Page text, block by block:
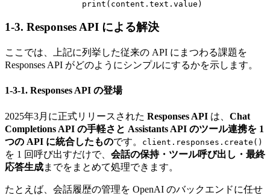
1-3. Responses API による解決
ここでは、上記に列挙した従来の API にまつわる課題を
Responses API がどのようにシンプルにするかを示します。
1-3-1. Responses API の登場
2025年3月に正式リリースされた Responses API は、 Chat
Completions API の手軽さと Assistants API のツール連携を 1
つの API に統合したものです。 client.responses.create()
を 1 回呼び出すだけで、 会話の保持・ツール呼び出し・最終
応答生成までをまとめて処理できます。
たとえば、会話履歴の管理を OpenAI のバックエンドに任せ